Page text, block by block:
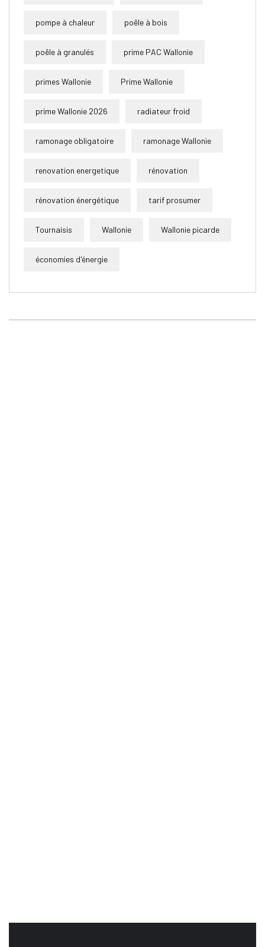
pompe à chaleur poêle à bois
poêle à granulés prime PAC Wallonie
primes Wallonie Prime Wallonie
prime Wallonie 2026 radiateur froid
ramonage obligatoire ramonage Wallonie
renovation energetique rénovation
rénovation énergétique tarif prosumer
Tournaisis Wallonie Wallonie picarde
économies d'énergie